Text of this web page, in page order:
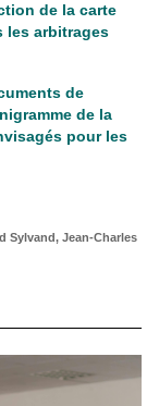
de la carte
les arbitrages
de
de la
pour les
Sylvand, Jean-Charles